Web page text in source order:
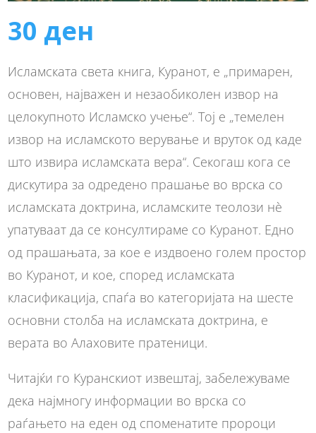
30 ден
Исламската света книга, Куранот, е „примарен,
основен, најважен и незаобиколен извор на
целокупното Исламско учење“. Тој е „темелен
извор на исламското верување и вруток од каде
што извира исламската вера“. Секогаш кога се
дискутира за одредено прашање во врска со
исламската доктрина, исламските теолози нè
упатуваат да се консултираме со Куранот. Едно
од прашањата, за кое е издвоено голем простор
во Куранот, и кое, според исламската
класификација, спаѓа во категоријата на шесте
основни столба на исламската доктрина, е
верата во Алаховите пратеници.
Читајќи го Куранскиот извештај, забележуваме
дека најмногу информации во врска со
раѓањето на еден од споменатите пророци